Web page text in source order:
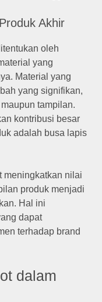
Akhir
oleh
yang
Material yang
yang signifikan,
tampilan.
kontribusi besar
adalah busa lapis
meningkatkan nilai
produk menjadi
Hal ini
dapat
terhadap brand
dalam